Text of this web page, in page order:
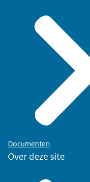
Documenten
Over deze site